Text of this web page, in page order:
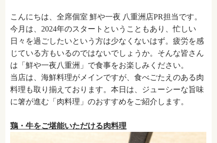
こんにちは、全席個室 鮮や一夜 八重洲店PR担当です。
今月は、2024年のスタートということもあり、忙しい
日々を過ごしたいという方は少なくないはず。疲労を感
じている方もいるのではないでしょうか。そんな皆さん
は「鮮や一夜八重洲」で食事をお楽しみください。
当店は、海鮮料理がメインですが、食べごたえのある肉
料理も取り揃えております。本日は、ジューシーな旨味
に箸が進む「肉料理」のおすすめをご紹介します。
鶏・牛をご堪能いただける肉料理